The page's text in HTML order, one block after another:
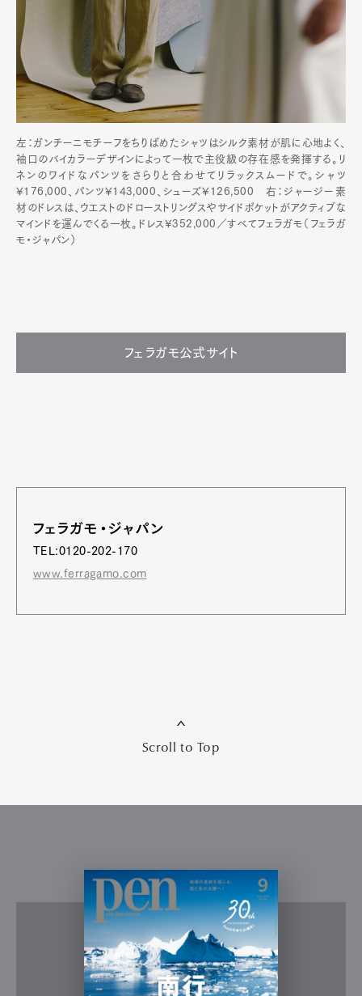
左：ガンチーニモチーフをちりばめたシャツはシルク素材が肌に心地よく、
袖口のバイカラーデザインによって一枚で主役級の存在感を発揮する。リ
ネンのワイドなパンツをさらりと合わせてリラックスムードで。シャツ
¥176,000、パンツ¥143,000、シューズ¥126,500 右：ジャージー素
材のドレスは、ウエストのドローストリングスやサイドポケットがアクティブな
マインドを運んでくる一枚。ドレス¥352,000／すべてフェラガモ（フェラガ
モ・ジャパン）
フェラガモ公式サイト
フェラガモ・ジャパン
TEL:0120-202-170
www.ferragamo.com
Scroll to Top